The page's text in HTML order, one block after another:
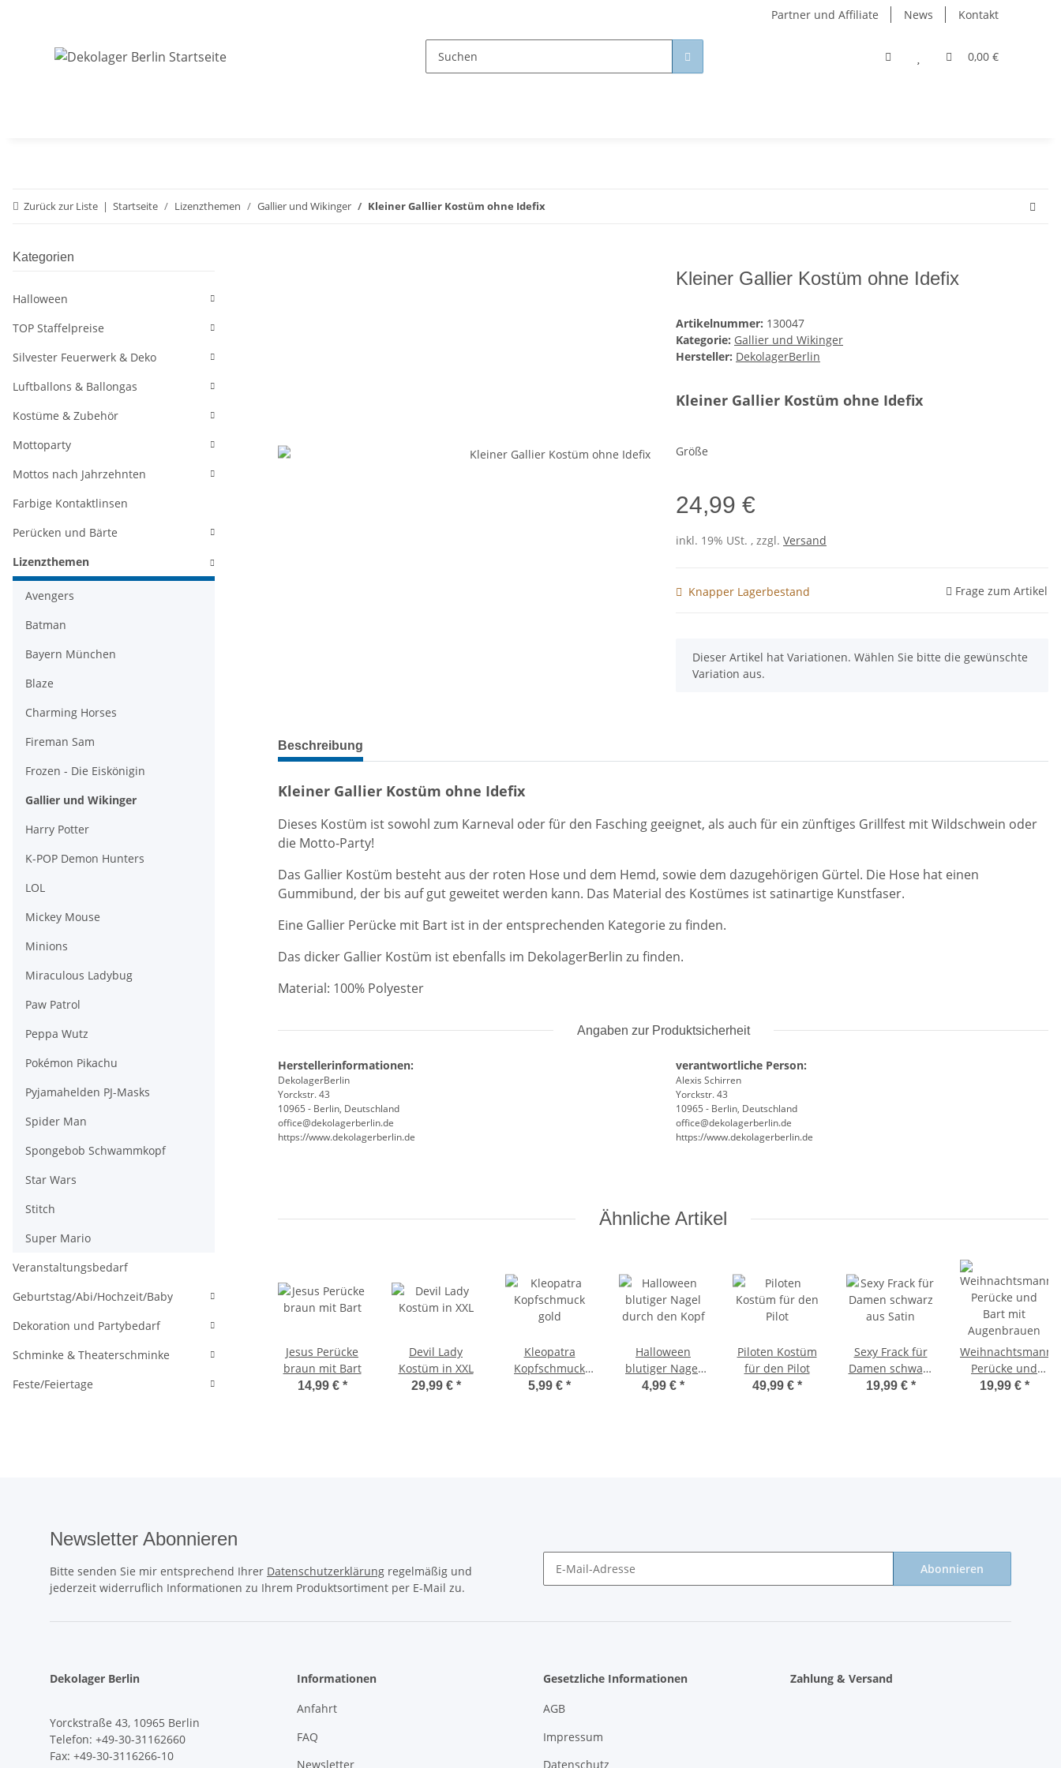
Partner und Affiliate News Kontakt
0,00 €
Zurück zur Liste Startseite Lizenzthemen Gallier und Wikinger Kleiner Gallier Kostüm ohne Idefix
Kleiner Gallier Kostüm ohne Idefix
Artikelnummer: 130047
Kategorie: Gallier und Wikinger
Hersteller: DekolagerBerlin
Kleiner Gallier Kostüm ohne Idefix
Größe
24,99 €
inkl. 19% USt. , zzgl. Versand
Knapper Lagerbestand Frage zum Artikel
x
Dieser Artikel hat Variationen. Wählen Sie bitte die gewünschte
Variation aus.
weitere Registerkarten anzeigen
Beschreibung
Kleiner Gallier Kostüm ohne Idefix
Dieses Kostüm ist sowohl zum Karneval oder für den Fasching geeignet, als auch für ein zünftiges Grillfest mit Wildschwein oder
die Motto-Party!
Das Gallier Kostüm besteht aus der roten Hose und dem Hemd, sowie dem dazugehörigen Gürtel. Die Hose hat einen
Gummibund, der bis auf gut geweitet werden kann. Das Material des Kostümes ist satinartige Kunstfaser.
Eine Gallier Perücke mit Bart ist in der entsprechenden Kategorie zu finden.
Das dicker Gallier Kostüm ist ebenfalls im DekolagerBerlin zu finden.
Material: 100% Polyester
Angaben zur Produktsicherheit
Herstellerinformationen:
DekolagerBerlin
Yorckstr. 43
10965 - Berlin, Deutschland
office@dekolagerberlin.de
https://www.dekolagerberlin.de
verantwortliche Person:
Alexis Schirren
Yorckstr. 43
10965 - Berlin, Deutschland
office@dekolagerberlin.de
https://www.dekolagerberlin.de
Ähnliche Artikel
Jesus Perücke
braun mit Bart
14,99 € *
Devil Lady
Kostüm in XXL
29,99 € *
Kleopatra
Kopfschmuck
gold
5,99 € *
Halloween
blutiger Nagel
durch den Kopf
4,99 € *
Piloten Kostüm
für den Pilot
49,99 € *
Sexy Frack für
Damen schwarz
aus Satin
19,99 € *
Weihnachtsmann
Perücke und
Bart mit
19,99 € *
Kategorien
Halloween
TOP Staffelpreise
Silvester Feuerwerk & Deko
Luftballons & Ballongas
Kostüme & Zubehör
Mottoparty
Mottos nach Jahrzehnten
Farbige Kontaktlinsen
Perücken und Bärte
Lizenzthemen
Avengers
Batman
Bayern München
Blaze
Charming Horses
Fireman Sam
Frozen - Die Eiskönigin
Gallier und Wikinger
Harry Potter
K-POP Demon Hunters
LOL
Mickey Mouse
Minions
Miraculous Ladybug
Paw Patrol
Peppa Wutz
Pokémon Pikachu
Pyjamahelden PJ-Masks
Spider Man
Spongebob Schwammkopf
Star Wars
Stitch
Super Mario
Veranstaltungsbedarf
Geburtstag/Abi/Hochzeit/Baby
Dekoration und Partybedarf
Schminke & Theaterschminke
Feste/Feiertage
Newsletter Abonnieren
Bitte senden Sie mir entsprechend Ihrer Datenschutzerklärung regelmäßig und
jederzeit widerruflich Informationen zu Ihrem Produktsortiment per E-Mail zu.
Abonnieren
Dekolager Berlin
Yorckstraße 43, 10965 Berlin
Telefon: +49-30-31162660
Fax: +49-30-3116266-10
Informationen
Anfahrt
FAQ
Newsletter
Gesetzliche Informationen
AGB
Impressum
Datenschutz
Zahlung & Versand